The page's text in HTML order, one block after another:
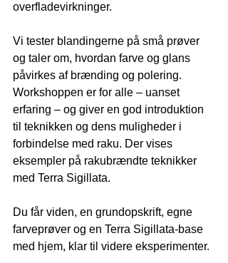
overfladevirkninger.
Vi tester blandingerne på små prøver
og taler om, hvordan farve og glans
påvirkes af brænding og polering.
Workshoppen er for alle – uanset
erfaring – og giver en god introduktion
til teknikken og dens muligheder i
forbindelse med raku. Der vises
eksempler på rakubrændte teknikker
med Terra Sigillata.
Du får viden, en grundopskrift, egne
farveprøver og en Terra Sigillata-base
med hjem, klar til videre eksperimenter.